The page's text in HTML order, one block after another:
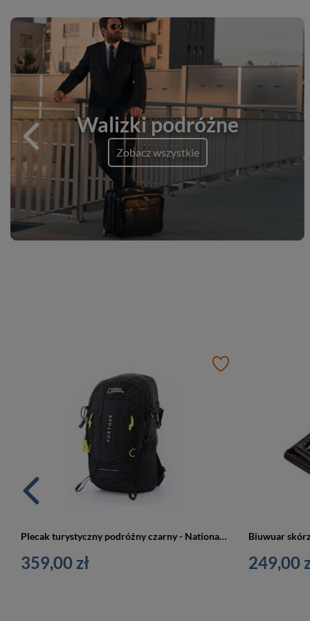
Walizki podróżne
Zobacz wszystkie
Plecak turystyczny podróżny czarny - National Geographic DESTINATION 16084
359,00 zł 249,00